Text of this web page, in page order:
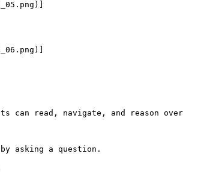
can read, navigate, and reason over
asking a question.